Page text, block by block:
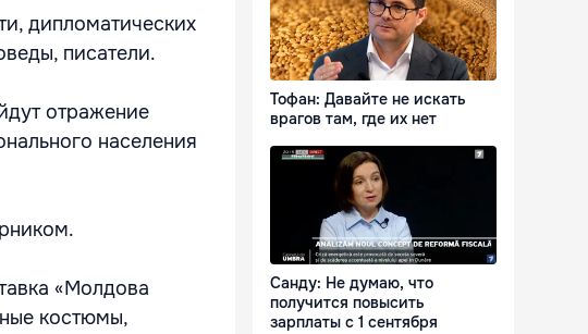
дипломатических
писатели.
отражение
населения
«Молдова
костюмы,
Тофан: Давайте не искать
врагов там, где их нет
Санду: Не думаю, что
получится повысить
зарплаты с 1 сентября